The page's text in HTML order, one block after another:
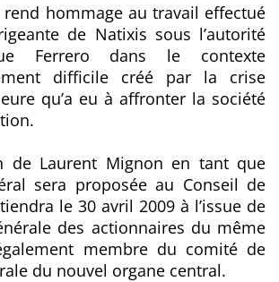
rend hommage au travail effectué
de Natixis sous l’autorité
Ferrero dans le contexte
difficile créé par la crise
qu’a eu à affronter la société
de Laurent Mignon en tant que
sera proposée au Conseil de
le 30 avril 2009 à l’issue de
des actionnaires du même
membre du comité de
du nouvel organe central.